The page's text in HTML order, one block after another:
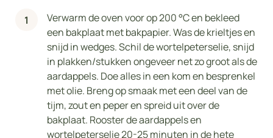
Verwarm de oven voor op 200 °C en bekleed
een bakplaat met bakpapier. Was de krieltjes en
snijd in wedges. Schil de wortelpeterselie, snijd
in plakken/stukken ongeveer net zo groot als de
aardappels. Doe alles in een kom en besprenkel
met olie. Breng op smaak met een deel van de
tijm, zout en peper en spreid uit over de
bakplaat. Rooster de aardappels en
wortelpeterselie 20-25 minuten in de hete